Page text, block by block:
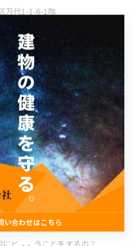
万代1-1-6-1階
6615-9819
ら10年ほど放置している
れがある
状のものが付着する
気になる。
根や外壁が傷ついてしまった
の良し悪しがわからない
違いってなに？
らいなの？見積りだけでもいい
い合わせはこちら